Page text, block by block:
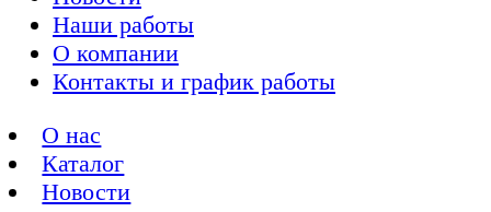
Наши работы
О компании
Контакты и график работы
О нас
Каталог
Новости